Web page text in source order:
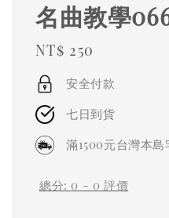
名曲教學
Regular
price
NT$ 250
安全付款
七日到貨
滿1500元台灣本島
總分: 0 - 0 評價